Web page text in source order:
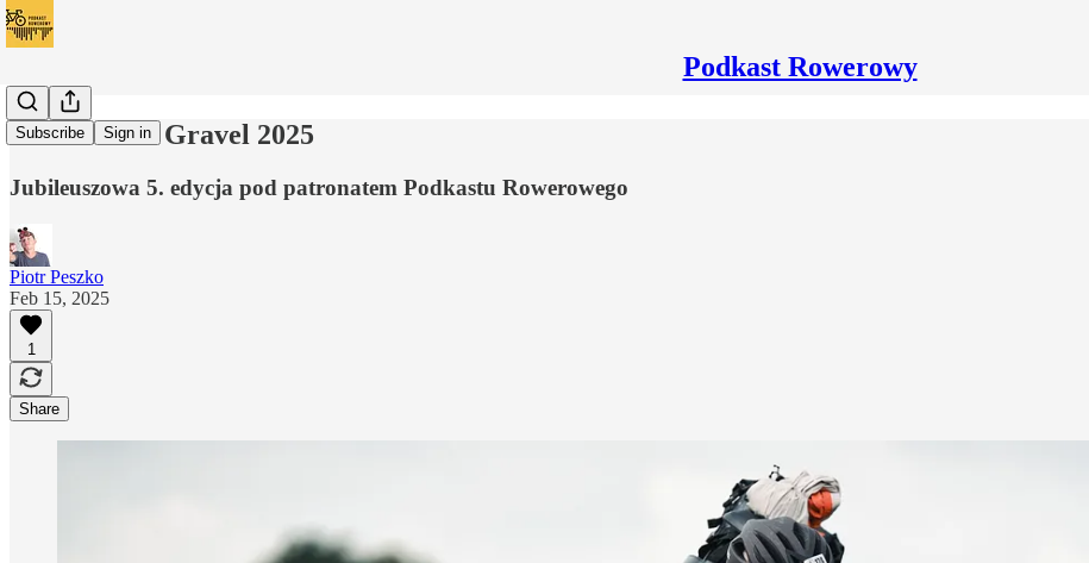
Podkast Rowerowy
Subscribe Sign in
Mazowiecki Gravel 2025
Jubileuszowa 5. edycja pod patronatem Podkastu Rowerowego
Piotr Peszko
Feb 15, 2025
1
Share